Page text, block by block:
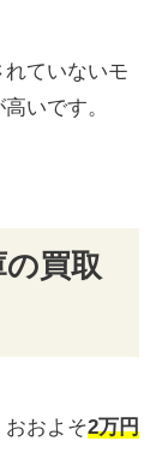
ていないモ
いです。
買取
およそ2万円